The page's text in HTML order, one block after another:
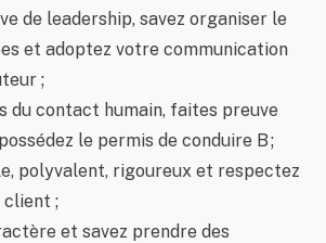
de leadership, savez organiser le
et adoptez votre communication
;
du contact humain, faites preuve
le permis de conduire B ;
polyvalent, rigoureux et respectez
client ;
et savez prendre des